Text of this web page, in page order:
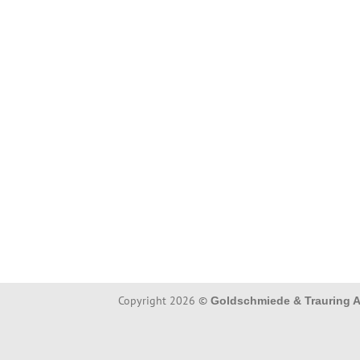
Copyright 2026 © Goldschmiede & Trauring